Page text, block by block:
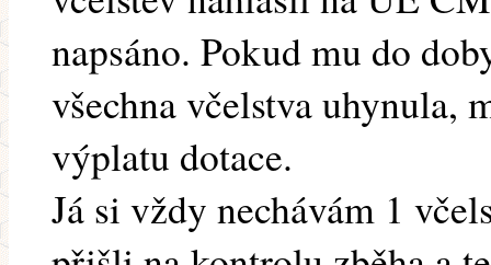
napsáno. Pokud mu do
všechna včelstva uhynula,
výplatu dotace.
Já si vždy nechávám 1